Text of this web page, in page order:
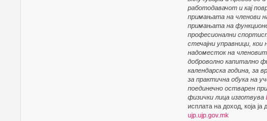
работодавачот и кај
примањата на членови
примањата на
професионални
стечајни управници,
надоместок на
доброволно капитално
календарска година, за
за практична обука на
поединечно остварен
физички лица изготвува
исплата на доход, која
ujp.ujp.gov.mk